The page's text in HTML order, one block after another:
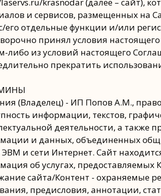
и сервисов, размещенных на
его отдельные функции и/или
принял условия
либо из условий настоящего
прекратить
(Владелец) - ИП Попов А.М.,
информации, текстов,
деятельности, а
и данных, объединенных
и сети Интернет. Сайт
об услугах, предоставляемых
сайта/Контент - охраняемые
предисловия, аннотации,